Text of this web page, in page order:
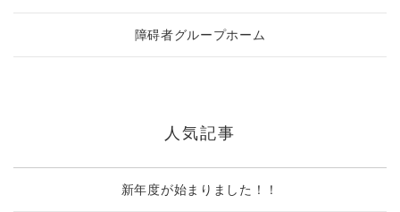
障碍者グループホーム
人気記事
新年度が始まりました！！